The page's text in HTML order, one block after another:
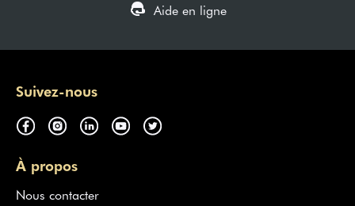
Aide en ligne
Suivez-nous
À propos
Nous contacter